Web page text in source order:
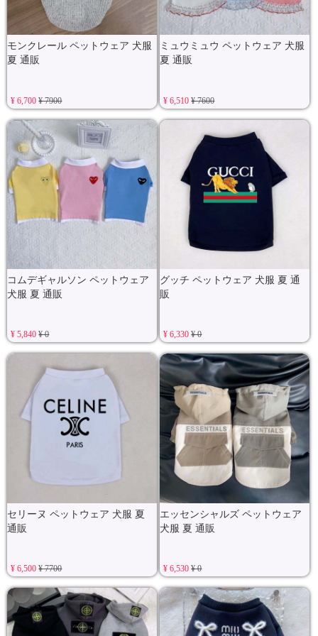
モンクレール ペットウェア 犬服
夏 通販
¥ 6,700¥ 7900
ミュウミュウ ペットウェア 犬服
夏 通販
¥ 6,510¥ 7600
コムデギャルソン ペットウェア
犬服 夏 通販
¥ 5,840¥ 0
グッチ ペットウェア 犬服 夏 通
販
¥ 6,330¥ 0
セリーヌ ペットウェア 犬服 夏
通販
¥ 6,500¥ 7700
エッセンシャルズ ペットウェア
犬服 夏 通販
¥ 6,530¥ 0